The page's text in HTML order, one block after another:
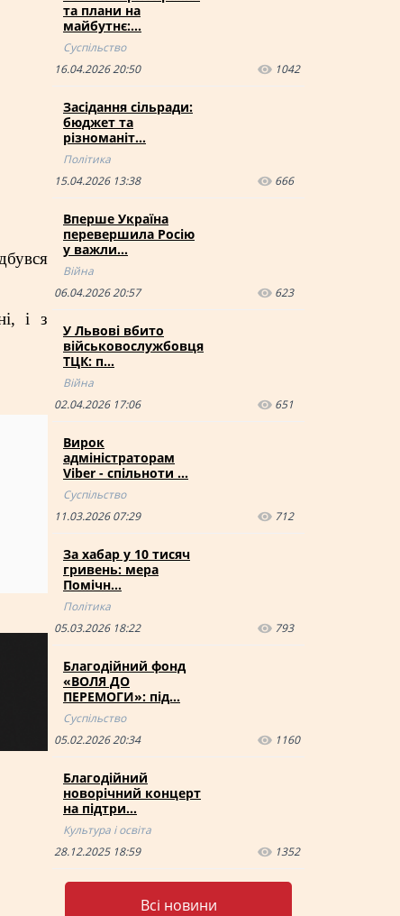
і з
та плани на
майбутнє:…
Суспільство
16.04.2026 20:50
1042
Засідання сільради:
бюджет та
різноманіт…
Політика
15.04.2026 13:38
666
Вперше Україна
перевершила Росію
у важли…
Війна
06.04.2026 20:57
623
У Львові вбито
військовослужбовця
ТЦК: п…
Війна
02.04.2026 17:06
651
Вирок
адміністраторам
Viber - спільноти …
Суспільство
11.03.2026 07:29
712
За хабар у 10 тисяч
гривень: мера
Помічн…
Політика
05.03.2026 18:22
793
Благодійний фонд
«ВОЛЯ ДО
ПЕРЕМОГИ»: під…
Суспільство
05.02.2026 20:34
1160
Благодійний
новорічний концерт
на підтри…
Культура і освіта
28.12.2025 18:59
1352
Всі новини